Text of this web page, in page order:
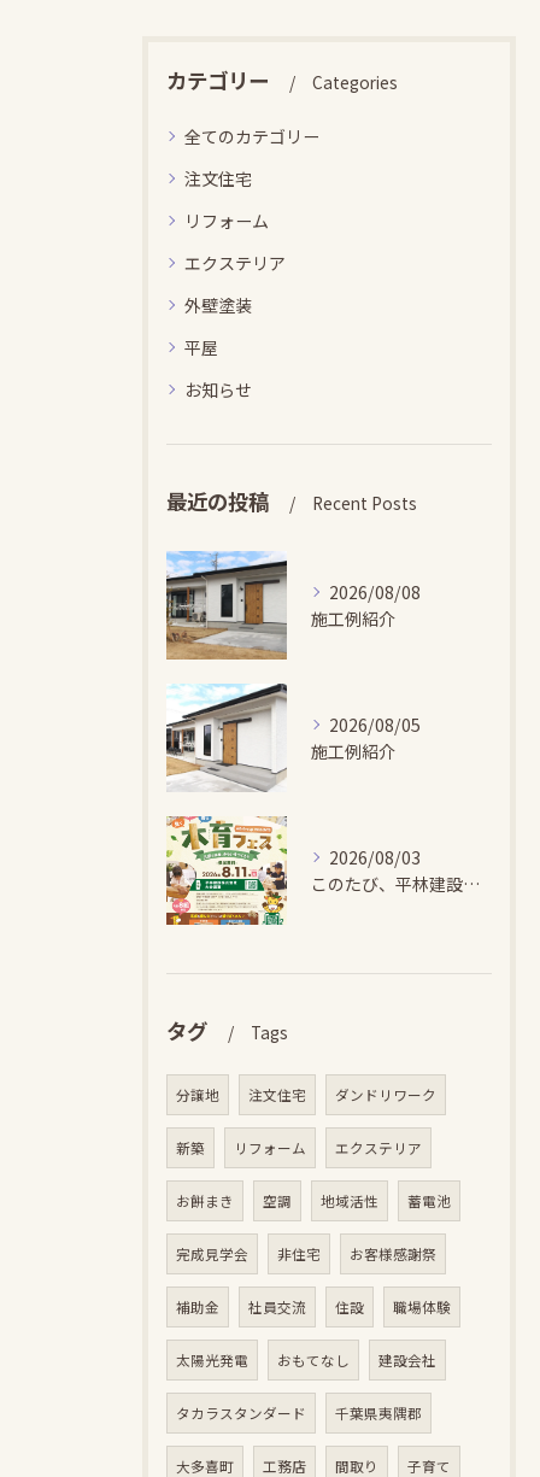
カテゴリー Categories
全てのカテゴリー
注文住宅
リフォーム
エクステリア
外壁塗装
平屋
お知らせ
最近の投稿 Recent Posts
2026/08/08
施工例紹介
2026/08/05
施工例紹介
2026/08/03
このたび、平林建設では、お子さまが木とふれあい・木について学...
タグ Tags
分譲地 注文住宅 ダンドリワーク
新築 リフォーム エクステリア
お餅まき 空調 地域活性 蓄電池
完成見学会 非住宅 お客様感謝祭
補助金 社員交流 住設 職場体験
太陽光発電 おもてなし 建設会社
タカラスタンダード 千葉県夷隅郡
大多喜町 工務店 間取り 子育て